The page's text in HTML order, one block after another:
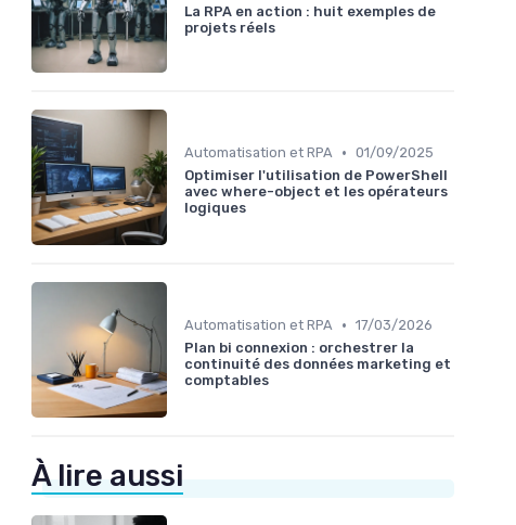
La RPA en action : huit exemples de
projets réels
Automatisation et RPA • 01/09/2025
Optimiser l'utilisation de PowerShell
avec where-object et les opérateurs
logiques
Automatisation et RPA • 17/03/2026
Plan bi connexion : orchestrer la
continuité des données marketing et
comptables
À lire aussi